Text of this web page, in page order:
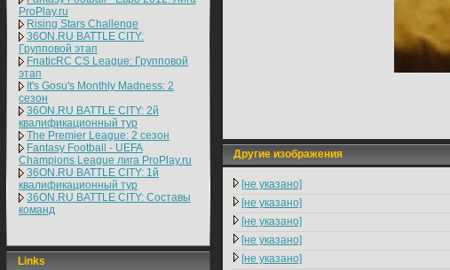
ProPlay.ru
Rising Stars Challenge
36ON.RU BATTLE CITY:
Групповой этап
FnaticRC CS League: Групповой
этап
It's Gosu's Monthly Madness: 2
сезон
36ON.RU BATTLE CITY: 2й
квалификационный тур
The Premier League: 2 cезон
Fantasy Football - UEFA
Champions League лига ProPlay.ru
36ON.RU BATTLE CITY: 1й
квалификационный тур
36ON.RU BATTLE CITY: Составы
команд
Links
Другие изображения
[не указано]
[не указано]
[не указано]
[не указано]
[не указано]